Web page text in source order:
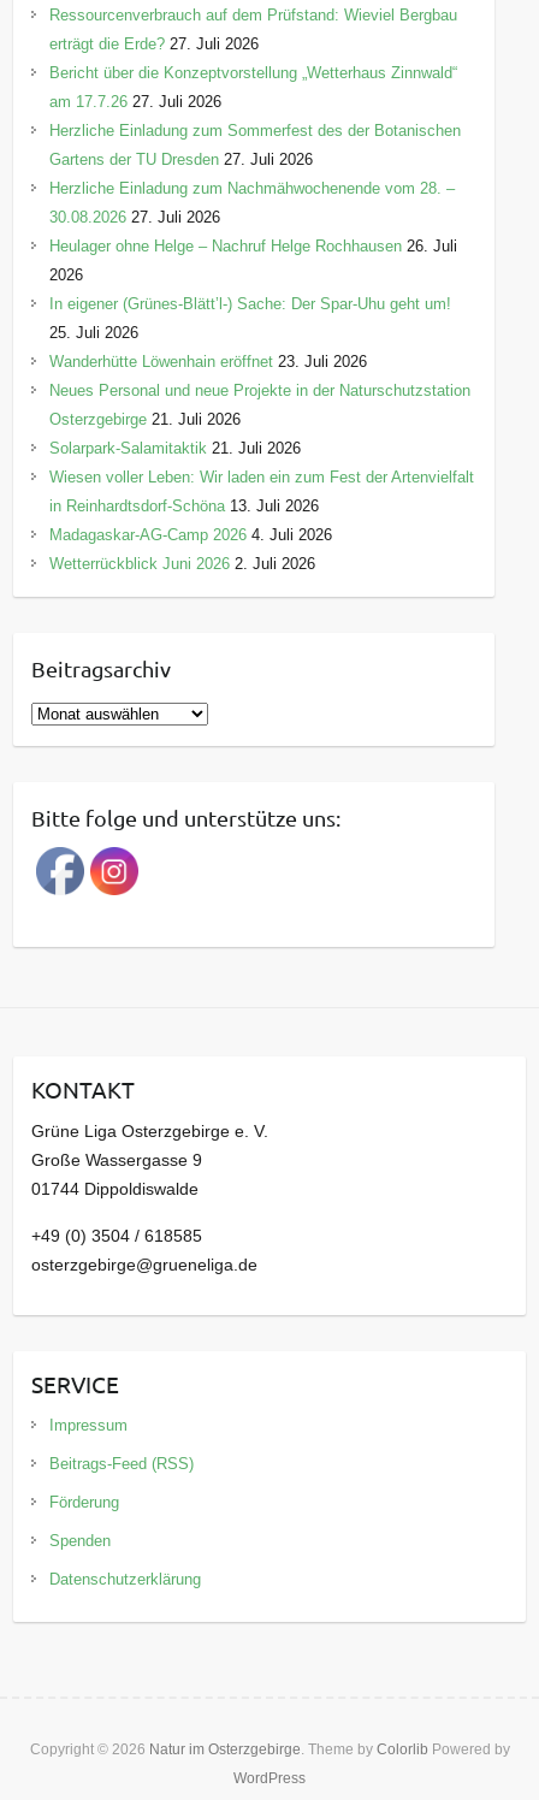
n
Ressourcenverbrauch auf dem Prüfstand: Wieviel Bergbau
erträgt die Erde? 27. Juli 2026
Bericht über die Konzeptvorstellung „Wetterhaus Zinnwald“
am 17.7.26 27. Juli 2026
Herzliche Einladung zum Sommerfest des der Botanischen
Gartens der TU Dresden 27. Juli 2026
Herzliche Einladung zum Nachmähwochenende vom 28. –
30.08.2026 27. Juli 2026
Heulager ohne Helge – Nachruf Helge Rochhausen 26. Juli
2026
In eigener (Grünes-Blätt’l-) Sache: Der Spar-Uhu geht um!
25. Juli 2026
Wanderhütte Löwenhain eröffnet 23. Juli 2026
Neues Personal und neue Projekte in der Naturschutzstation
Osterzgebirge 21. Juli 2026
Solarpark-Salamitaktik 21. Juli 2026
Wiesen voller Leben: Wir laden ein zum Fest der Artenvielfalt
in Reinhardtsdorf-Schöna 13. Juli 2026
Madagaskar-AG-Camp 2026 4. Juli 2026
Wetterrückblick Juni 2026 2. Juli 2026
Beitragsarchiv
B
e
r
a
g
a
v
Bitte folge und unterstütze uns:
KONTAKT
Grüne Liga Osterzgebirge e. V.
Große Wassergasse 9
01744 Dippoldiswalde
+49 (0) 3504 / 618585
osterzgebirge@grueneliga.de
SERVICE
Impressum
Beitrags-Feed (RSS)
Förderung
Spenden
Datenschutzerklärung
Copyright © 2026 Natur im Osterzgebirge. Theme by Colorlib Powered by
WordPress